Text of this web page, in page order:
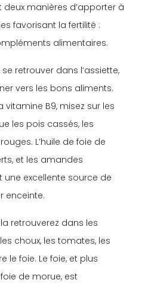
deux manières d’apporter à
favorisant la fertilité :
alimentaires.
retrouver dans l’assiette,
vers les bons aliments.
B9, misez sur les
les pois cassés, les
L’huile de foie de
et les amandes
excellente source de
enceinte.
retrouverez dans les
choux, les tomates, les
le foie. Le foie, et plus
de morue, est